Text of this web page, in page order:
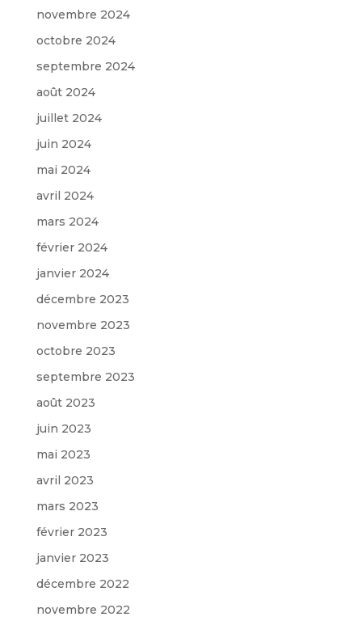
novembre 2024
octobre 2024
septembre 2024
août 2024
juillet 2024
juin 2024
mai 2024
avril 2024
mars 2024
février 2024
janvier 2024
décembre 2023
novembre 2023
octobre 2023
septembre 2023
août 2023
juin 2023
mai 2023
avril 2023
mars 2023
février 2023
janvier 2023
décembre 2022
novembre 2022